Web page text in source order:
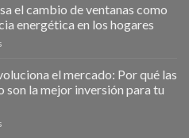
el cambio de ventanas como
energética en los hogares
impulsa
el
cambio
el mercado: Por qué las
son la mejor inversión para tu